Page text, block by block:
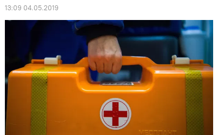
13:09 04.05.2019